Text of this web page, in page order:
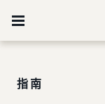
指南